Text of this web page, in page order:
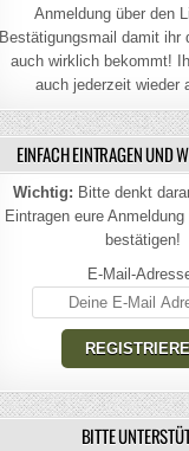
Anmeldung über den
Bestätigungsmail damit ihr
auch wirklich bekommt!
auch jederzeit wieder
EINFACH EINTRAGEN UND
Wichtig: Bitte denkt
Eintragen eure
bestätigen!
E-Mail-
BITTE